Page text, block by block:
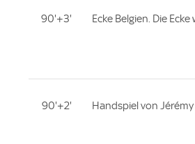
90'+3' Ecke Belgien. Die
90'+2' Handspiel von